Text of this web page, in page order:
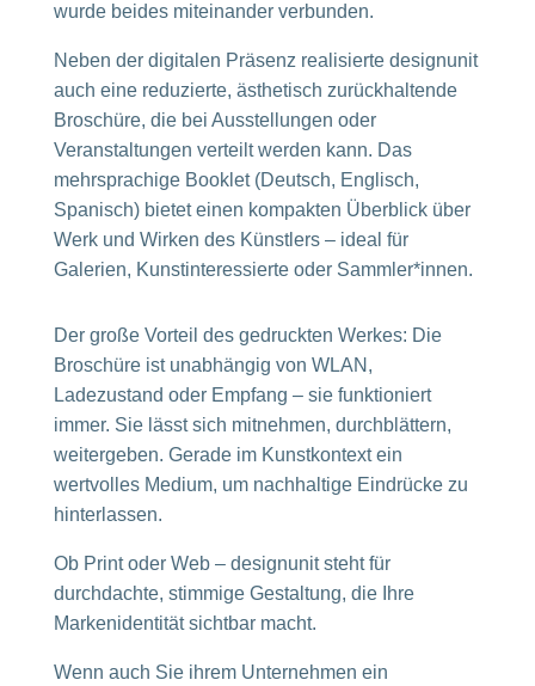
wurde beides miteinander verbunden.
Neben der digitalen Präsenz realisierte designunit
auch eine reduzierte, ästhetisch zurückhaltende
Broschüre, die bei Ausstellungen oder
Veranstaltungen verteilt werden kann. Das
mehrsprachige Booklet (Deutsch, Englisch,
Spanisch) bietet einen kompakten Überblick über
Werk und Wirken des Künstlers – ideal für
Galerien, Kunstinteressierte oder Sammler*innen.
Der große Vorteil des gedruckten Werkes: Die
Broschüre ist unabhängig von WLAN,
Ladezustand oder Empfang – sie funktioniert
immer. Sie lässt sich mitnehmen, durchblättern,
weitergeben. Gerade im Kunstkontext ein
wertvolles Medium, um nachhaltige Eindrücke zu
hinterlassen.
Ob Print oder Web – designunit steht für
durchdachte, stimmige Gestaltung, die Ihre
Markenidentität sichtbar macht.
Wenn auch Sie ihrem Unternehmen ein